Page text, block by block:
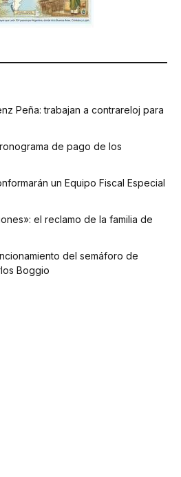
Peña: trabajan a contrareloj para
de pago de los
un Equipo Fiscal Especial
el reclamo de la familia de
del semáforo de
Boggio